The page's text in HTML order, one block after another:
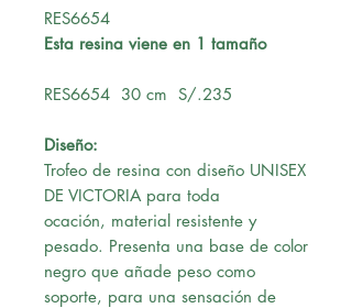
RES6654
Esta resina viene en 1 tamaño
RES6654 30 cm S/.235
Diseño:
Trofeo de resina con diseño UNISEX
DE VICTORIA para toda
ocación, material resistente y
pesado. Presenta una base de color
negro que añade peso como
soporte, para una sensación de